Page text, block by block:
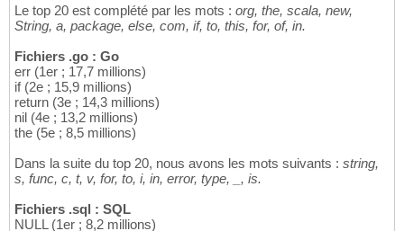
Le top 20 est complété par les mots : org, the, scala, new,
String, a, package, else, com, if, to, this, for, of, in.
Fichiers .go : Go
err (1er ; 17,7 millions)
if (2e ; 15,9 millions)
return (3e ; 14,3 millions)
nil (4e ; 13,2 millions)
the (5e ; 8,5 millions)
Dans la suite du top 20, nous avons les mots suivants : string,
s, func, c, t, v, for, to, i, in, error, type, _, is.
Fichiers .sql : SQL
NULL (1er ; 8,2 millions)